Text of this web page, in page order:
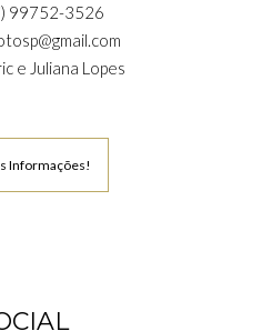
99752-3526
e Juliana Lopes
Informações!